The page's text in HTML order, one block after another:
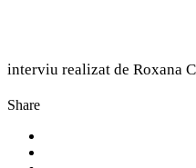
interviu realizat de Roxana
Share